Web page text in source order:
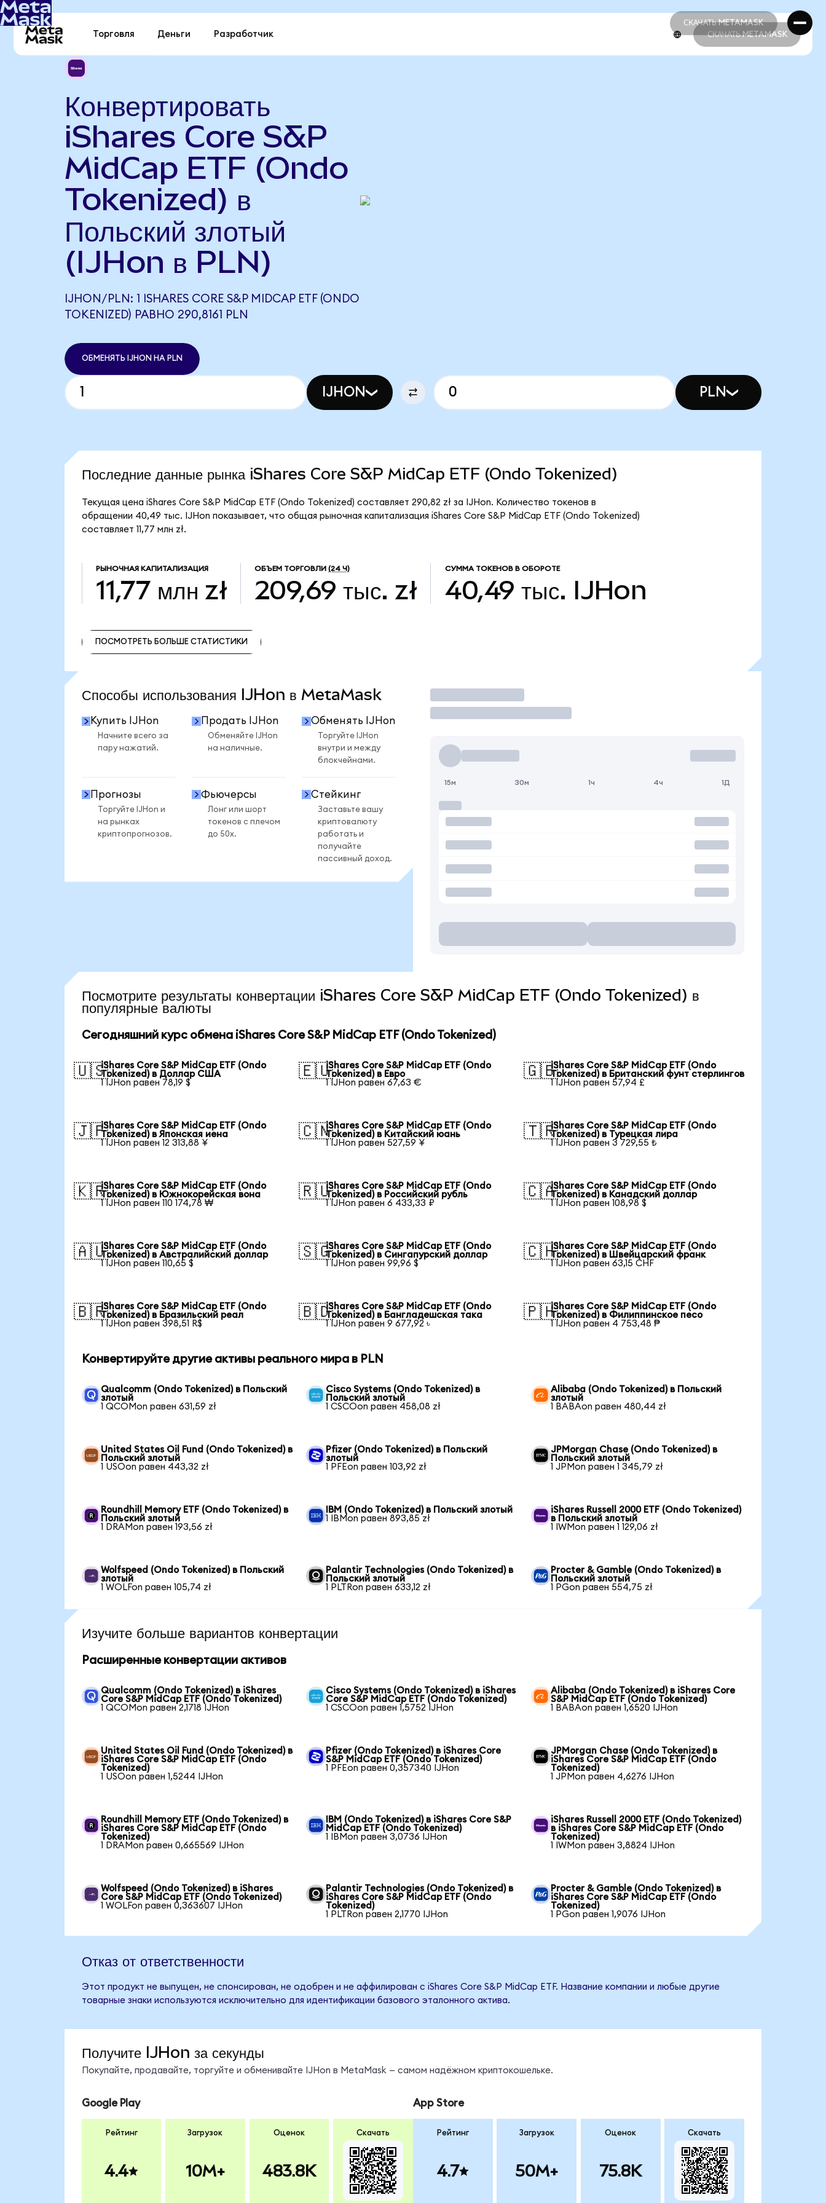
СКАЧАТЬ METAMASK
СКАЧАТЬ METAMASK
Торговля Деньги Разработчик СКАЧАТЬ METAMASK
Конвертировать
iShares Core S&P
MidCap ETF (Ondo
Tokenized) в
Польский злотый
(IJHon в PLN)
IJHON/PLN: 1 ISHARES CORE S&P MIDCAP ETF (ONDO
TOKENIZED) РАВНО 290,8161 PLN
ОБМЕНЯТЬ IJHON НА PLN
IJHON PLN
Последние данные рынка iShares Core S&P MidCap ETF (Ondo Tokenized)
Текущая цена iShares Core S&P MidCap ETF (Ondo Tokenized) составляет 290,82 zł за IJHon. Количество токенов в
обращении 40,49 тыс. IJHon показывает, что общая рыночная капитализация iShares Core S&P MidCap ETF (Ondo Tokenized)
составляет 11,77 млн zł.
РЫНОЧНАЯ КАПИТАЛИЗАЦИЯ
11,77 млн zł
ОБЪЕМ ТОРГОВЛИ (24 Ч)
209,69 тыс. zł
СУММА ТОКЕНОВ В ОБОРОТЕ
40,49 тыс. IJHon
ПОСМОТРЕТЬ БОЛЬШЕ СТАТИСТИКИ
Способы использования IJHon в MetaMask
Купить IJHon
Начните всего за
пару нажатий.
Продать IJHon
Обменяйте IJHon
на наличные.
Обменять IJHon
Торгуйте IJHon
внутри и между
блокчейнами.
Прогнозы
Торгуйте IJHon и
на рынках
криптопрогнозов.
Фьючерсы
Лонг или шорт
токенов с плечом
до 50x.
Стейкинг
Заставьте вашу
криптовалюту
работать и
получайте
пассивный доход.
Торговать
15м 30м 1ч 4ч 1Д
Посмотрите результаты конвертации iShares Core S&P MidCap ETF (Ondo Tokenized) в
популярные валюты
Сегодняшний курс обмена iShares Core S&P MidCap ETF (Ondo Tokenized)
🇺🇸iShares Core S&P MidCap ETF (Ondo
Tokenized) в Доллар США
1 IJHon равен 78,19 $
🇪🇺iShares Core S&P MidCap ETF (Ondo
Tokenized) в Евро
1 IJHon равен 67,63 €
🇬🇧iShares Core S&P MidCap ETF (Ondo
Tokenized) в Британский фунт стерлингов
1 IJHon равен 57,94 £
🇯🇵iShares Core S&P MidCap ETF (Ondo
Tokenized) в Японская иена
1 IJHon равен 12 313,88 ¥
🇨🇳iShares Core S&P MidCap ETF (Ondo
Tokenized) в Китайский юань
1 IJHon равен 527,59 ¥
🇹🇷iShares Core S&P MidCap ETF (Ondo
Tokenized) в Турецкая лира
1 IJHon равен 3 729,55 ₺
🇰🇷iShares Core S&P MidCap ETF (Ondo
Tokenized) в Южнокорейская вона
1 IJHon равен 110 174,78 ₩
🇷🇺iShares Core S&P MidCap ETF (Ondo
Tokenized) в Российский рубль
1 IJHon равен 6 433,33 ₽
🇨🇦iShares Core S&P MidCap ETF (Ondo
Tokenized) в Канадский доллар
1 IJHon равен 108,98 $
🇦🇺iShares Core S&P MidCap ETF (Ondo
Tokenized) в Австралийский доллар
1 IJHon равен 110,65 $
🇸🇬iShares Core S&P MidCap ETF (Ondo
Tokenized) в Сингапурский доллар
1 IJHon равен 99,96 $
🇨🇭iShares Core S&P MidCap ETF (Ondo
Tokenized) в Швейцарский франк
1 IJHon равен 63,15 CHF
🇧🇷iShares Core S&P MidCap ETF (Ondo
Tokenized) в Бразильский реал
1 IJHon равен 398,51 R$
🇧🇩iShares Core S&P MidCap ETF (Ondo
Tokenized) в Бангладешская така
1 IJHon равен 9 677,92 ৳
🇵🇭iShares Core S&P MidCap ETF (Ondo
Tokenized) в Филиппинское песо
1 IJHon равен 4 753,48 ₱
Конвертируйте другие активы реального мира в PLN
Qualcomm (Ondo Tokenized) в Польский
злотый
1 QCOMon равен 631,59 zł
Cisco Systems (Ondo Tokenized) в
Польский злотый
1 CSCOon равен 458,08 zł
Alibaba (Ondo Tokenized) в Польский
злотый
1 BABAon равен 480,44 zł
United States Oil Fund (Ondo Tokenized) в
Польский злотый
1 USOon равен 443,32 zł
Pfizer (Ondo Tokenized) в Польский
злотый
1 PFEon равен 103,92 zł
JPMorgan Chase (Ondo Tokenized) в
Польский злотый
1 JPMon равен 1 345,79 zł
Roundhill Memory ETF (Ondo Tokenized) в
Польский злотый
1 DRAMon равен 193,56 zł
IBM (Ondo Tokenized) в Польский злотый
1 IBMon равен 893,85 zł
iShares Russell 2000 ETF (Ondo Tokenized)
в Польский злотый
1 IWMon равен 1 129,06 zł
Wolfspeed (Ondo Tokenized) в Польский
злотый
1 WOLFon равен 105,74 zł
Palantir Technologies (Ondo Tokenized) в
Польский злотый
1 PLTRon равен 633,12 zł
Procter & Gamble (Ondo Tokenized) в
Польский злотый
1 PGon равен 554,75 zł
Изучите больше вариантов конвертации
Расширенные конвертации активов
Qualcomm (Ondo Tokenized) в iShares
Core S&P MidCap ETF (Ondo Tokenized)
1 QCOMon равен 2,1718 IJHon
Cisco Systems (Ondo Tokenized) в iShares
Core S&P MidCap ETF (Ondo Tokenized)
1 CSCOon равен 1,5752 IJHon
Alibaba (Ondo Tokenized) в iShares Core
S&P MidCap ETF (Ondo Tokenized)
1 BABAon равен 1,6520 IJHon
United States Oil Fund (Ondo Tokenized) в
iShares Core S&P MidCap ETF (Ondo
Tokenized)
1 USOon равен 1,5244 IJHon
Pfizer (Ondo Tokenized) в iShares Core
S&P MidCap ETF (Ondo Tokenized)
1 PFEon равен 0,357340 IJHon
JPMorgan Chase (Ondo Tokenized) в
iShares Core S&P MidCap ETF (Ondo
Tokenized)
1 JPMon равен 4,6276 IJHon
Roundhill Memory ETF (Ondo Tokenized) в
iShares Core S&P MidCap ETF (Ondo
Tokenized)
1 DRAMon равен 0,665569 IJHon
IBM (Ondo Tokenized) в iShares Core S&P
MidCap ETF (Ondo Tokenized)
1 IBMon равен 3,0736 IJHon
iShares Russell 2000 ETF (Ondo Tokenized)
в iShares Core S&P MidCap ETF (Ondo
Tokenized)
1 IWMon равен 3,8824 IJHon
Wolfspeed (Ondo Tokenized) в iShares
Core S&P MidCap ETF (Ondo Tokenized)
1 WOLFon равен 0,363607 IJHon
Palantir Technologies (Ondo Tokenized) в
iShares Core S&P MidCap ETF (Ondo
Tokenized)
1 PLTRon равен 2,1770 IJHon
Procter & Gamble (Ondo Tokenized) в
iShares Core S&P MidCap ETF (Ondo
Tokenized)
1 PGon равен 1,9076 IJHon
Отказ от ответственности
Этот продукт не выпущен, не спонсирован, не одобрен и не аффилирован с iShares Core S&P MidCap ETF. Название компании и любые другие
товарные знаки используются исключительно для идентификации базового эталонного актива.
Получите IJHon за секунды
Покупайте, продавайте, торгуйте и обменивайте IJHon в MetaMask — самом надёжном криптокошельке.
Google Play
Рейтинг
4.4
Загрузок
10M+
Оценок
483.8K
Скачать
App Store
Рейтинг
4.7
Загрузок
50M+
Оценок
75.8K
Скачать